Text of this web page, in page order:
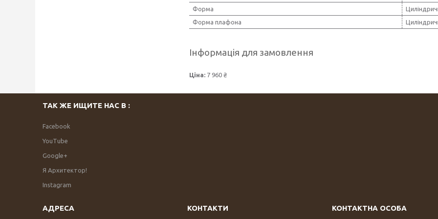
Форма
Форма плафона
Інформація для замовлення
Ціна: 7 960 ₴
ТАК ЖЕ ИЩИТЕ НАС В :
Facebook
YouTube
Google+
Я Архитектор!
Instagram